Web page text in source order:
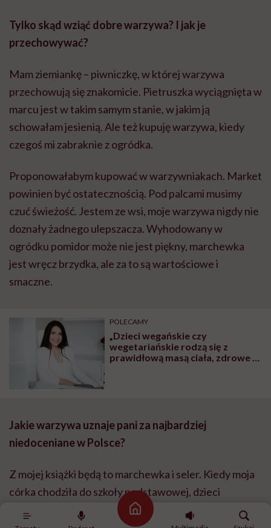
Strona główna
Tylko skąd wziąć dobre warzywa? I jak je
przechowywać?
Mam ziemiankę – piwniczkę, w której warzywa
przechowują się znakomicie. Pietruszka wyciągnięta w
marcu jest w takim samym stanie, w jakim ją
schowałam jesienią. Ale też kupuję warzywa, kiedy
czegoś mi zabraknie z ogródka.
Proponowałabym kupować w warzywniakach. Market
powinien być ostatecznością. Pod palcami musimy
czuć świeżość. Jestem ze wsi, moje warzywa nigdy nie
doznały żadnego ulepszacza. Wyhodowany w
ogródku pomidor może nie jest piękny, marchewka
jest wręcz brzydka, ale za to są wartościowe i
smaczne.
POLECAMY
„Dzieci wegańskie czy
wegetariańskie rodzą się z
prawidłową masą ciała, zdrowe i
Jakie warzywa uznaje pani za najbardziej
niedoceniane w Polsce?
Z mojej książki będą to marchewka i seler. Kiedy moja
córka chodziła do szkoły podstawowej, dzieci
marchewki
na przekąskę. Nie jadły ich,